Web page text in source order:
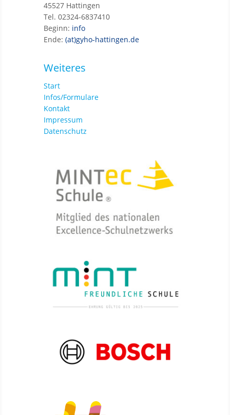
45527 Hattingen
Tel. 02324-6837410
Beginn: info
Ende: (at)gyho-hattingen.de
Weiteres
Start
Infos/Formulare
Kontakt
Impressum
Datenschutz